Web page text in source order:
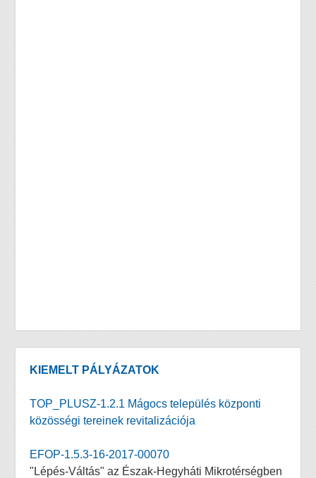
KIEMELT PÁLYÁZATOK
TOP_PLUSZ-1.2.1 Mágocs település központi
közösségi tereinek revitalizációja
EFOP-1.5.3-16-2017-00070
"Lépés-Váltás" az Észak-Hegyháti Mikrotérségben